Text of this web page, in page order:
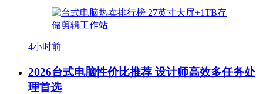
4小时前
2026台式电脑性价比推荐 设计师高效多任务处
理首选